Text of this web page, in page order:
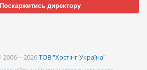
директору
2006—2026ТОВ "Хостінг Україна"